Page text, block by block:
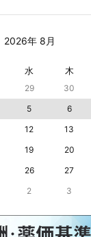
2026年 8月
水 木
29 30
5 6
12 13
19 20
26 27
2 3